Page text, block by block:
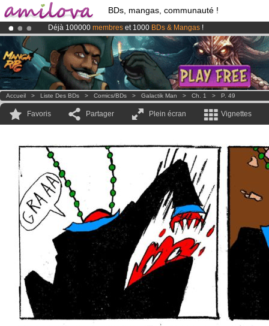
BDs, mangas, communauté !
Déjà 100000 membres et 1000 BDs & Mangas !
LeKickstarter Amilova est désormais lancé!.
Abonnement premium: à partir de
3.95 eurospar mois !Clique ici
Accueil > Liste Des BDs > Comics/BDs > Galactik Man > Ch. 1 > P. 49
Favoris Partager Plein écran Vignettes